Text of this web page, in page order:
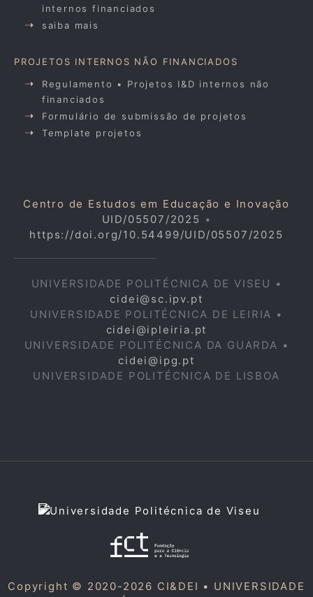
internos financiados
saiba mais
PROJETOS INTERNOS NÃO FINANCIADOS
Regulamento • Projetos I&D internos não
financiados
Formulário de submissão de projetos
Template projetos
Centro de Estudos em Educação e Inovação
UID/05507/2025 •
https://doi.org/10.54499/UID/05507/2025
UNIVERSIDADE POLITÉCNICA DE VISEU •
cidei@sc.ipv.pt
UNIVERSIDADE POLITÉCNICA DE LEIRIA •
cidei@ipleiria.pt
UNIVERSIDADE POLITÉCNICA DA GUARDA •
cidei@ipg.pt
UNIVERSIDADE POLITÉCNICA DE LISBOA
Copyright © 2020-2026 CI&DEI • UNIVERSIDADE